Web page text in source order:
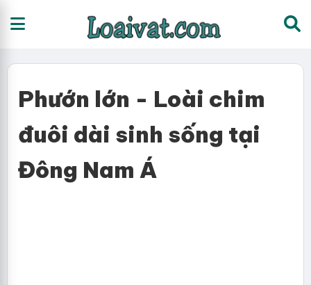
Phướn lớn - Loài chim
đuôi dài sinh sống tại
Đông Nam Á